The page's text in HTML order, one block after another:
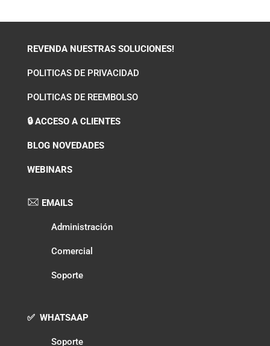
REVENDA NUESTRAS SOLUCIONES!
POLITICAS DE PRIVACIDAD
POLITICAS DE REEMBOLSO
🔒 ACCESO A CLIENTES
BLOG NOVEDADES
WEBINARS
EMAILS
Administración
Comercial
Soporte
✅ WHATSAAP
Soporte